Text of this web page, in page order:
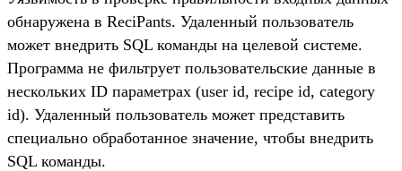
обнаружена в ReciPants. Удаленный пользователь
может внедрить SQL команды на целевой системе.
Программа не фильтрует пользовательские данные в
нескольких ID параметрах (user id, recipe id, category
id). Удаленный пользователь может представить
специально обработанное значение, чтобы внедрить
SQL команды.